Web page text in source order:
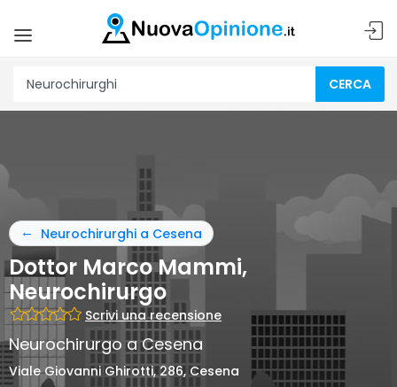
CERCA
Neurochirurghi a Cesena
Dottor Marco Mammi,
Neurochirurgo
Scrivi una recensione
Neurochirurgo a Cesena
Viale Giovanni Ghirotti, 286, Cesena